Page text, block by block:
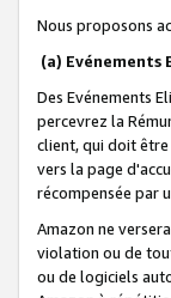
Nous proposons
(a) Evénements
Des Evénements
percevrez la
client, qui doit être
vers la page
récompensée par
Amazon ne
violation ou de
ou de logiciels